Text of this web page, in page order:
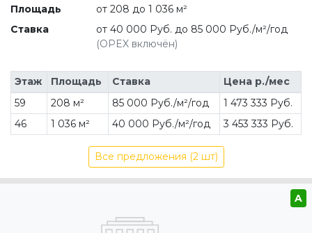
Площадь
от 208 до 1 036 м²
Ставка
от 40 000 Руб. до 85 000 Руб./м²/год
(OPEX включён)
Этаж Площадь Ставка
Цена р./мес
59
208 м² 85 000 Руб./м²/год
1 473 333 Руб.
46
1 036 м² 40 000 Руб./м²/год 3 453 333 Руб.
Все предложения (2 шт)
A